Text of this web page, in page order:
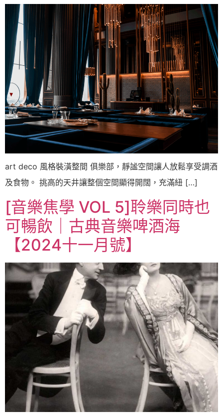
art deco 風格裝潢整間 俱樂部，靜謐空間讓人放鬆享受調酒
及食物。 挑高的天井讓整個空間顯得開闊，充滿紐 […]
[音樂焦學 VOL 5]聆樂同時也
可暢飲｜古典音樂啤酒海
【2024十一月號】